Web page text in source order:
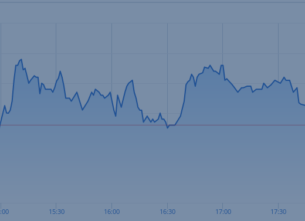
15:30 16:00 16:30 17:00 17:30